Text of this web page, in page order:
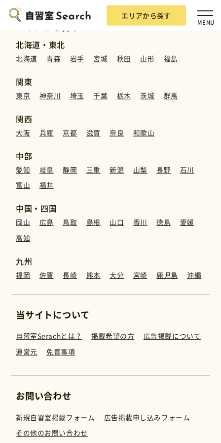
エリアから探す
MENU
エリアから探す
自習室Searchとは？
掲載希望の方
広告掲載について
お問い合わせ
エリアから探す
北海道・東北
北海道 青森 岩手 宮城 秋田 山形 福島
関東
東京 神奈川 埼玉 千葉 栃木 茨城 群馬
関西
大阪 兵庫 京都 滋賀 奈良 和歌山
中部
愛知 岐阜 静岡 三重 新潟 山梨 長野
石川
富山
福井
中国・四国
岡山 広島 鳥取 島根 山口 香川 徳島
愛媛
高知
九州
福岡 佐賀 長崎 熊本 大分 宮崎 鹿児島 沖縄
当サイトについて
自習室Serachとは？ 掲載希望の方
広告掲載について
運営元
免責事項
お問い合わせ
新規自習室掲載フォーム
広告掲載申し込みフォーム
その他のお問い合わせ